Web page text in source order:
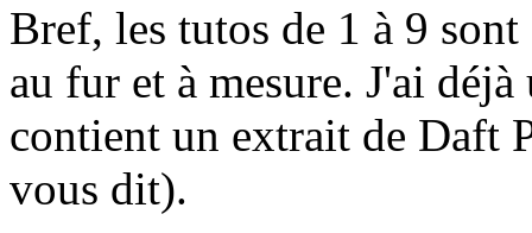
Bref, les tutos de 1 à 9
au fur et à mesure. J'ai
contient un extrait de Daft
vous dit).